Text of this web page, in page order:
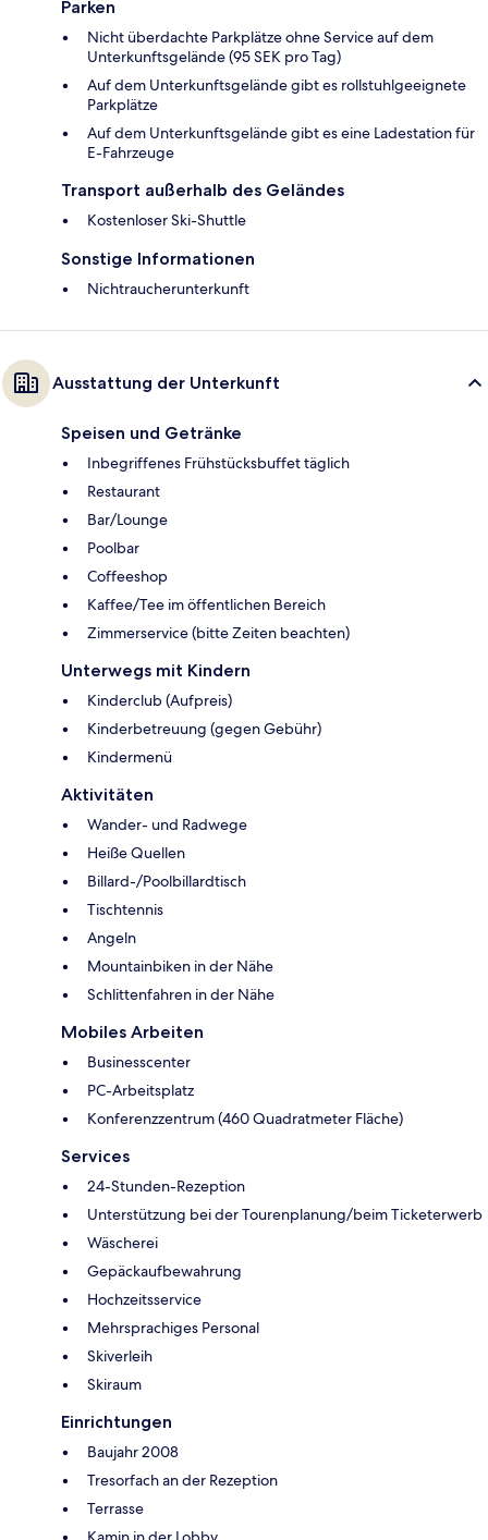
Parken
Nicht überdachte Parkplätze ohne Service auf dem
Unterkunftsgelände (95 SEK pro Tag)
Auf dem Unterkunftsgelände gibt es rollstuhlgeeignete
Parkplätze
Auf dem Unterkunftsgelände gibt es eine Ladestation für
E-Fahrzeuge
Transport außerhalb des Geländes
Kostenloser Ski-Shuttle
Sonstige Informationen
Nichtraucherunterkunft
Ausstattung der Unterkunft
Speisen und Getränke
Inbegriffenes Frühstücksbuffet täglich
Restaurant
Bar/Lounge
Poolbar
Coffeeshop
Kaffee/Tee im öffentlichen Bereich
Zimmerservice (bitte Zeiten beachten)
Unterwegs mit Kindern
Kinderclub (Aufpreis)
Kinderbetreuung (gegen Gebühr)
Kindermenü
Aktivitäten
Wander- und Radwege
Heiße Quellen
Billard-/Poolbillardtisch
Tischtennis
Angeln
Mountainbiken in der Nähe
Schlittenfahren in der Nähe
Mobiles Arbeiten
Businesscenter
PC-Arbeitsplatz
Konferenzzentrum (460 Quadratmeter Fläche)
Services
24-Stunden-Rezeption
Unterstützung bei der Tourenplanung/beim Ticketerwerb
Wäscherei
Gepäckaufbewahrung
Hochzeitsservice
Mehrsprachiges Personal
Skiverleih
Skiraum
Einrichtungen
Baujahr 2008
Tresorfach an der Rezeption
Terrasse